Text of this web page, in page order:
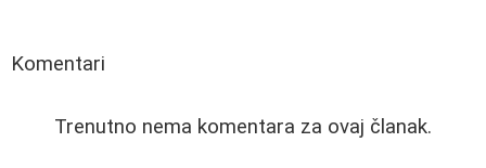
Komentari
Trenutno nema komentara za ovaj članak.